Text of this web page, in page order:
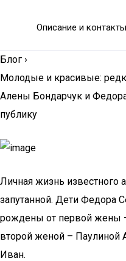
Описание и контакты
Блог ›
Молодые и красивые:
Алены Бондарчук и
публику
Личная жизнь известного
запутанной. Дети Федора
рождены от первой жены
второй женой – Паулиной
Иван.